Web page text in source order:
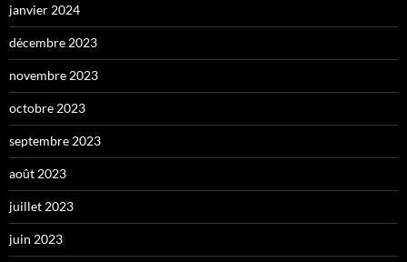
janvier 2024
décembre 2023
novembre 2023
octobre 2023
septembre 2023
août 2023
juillet 2023
juin 2023